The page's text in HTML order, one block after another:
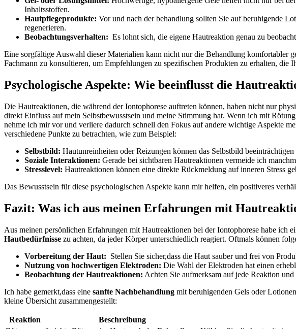
Inhaltsstoffen.
Hautpflegeprodukte: Vor und nach der behandlung sollten Sie auf beruhigende
regenerieren.
Beobachtungsverhalten:
Es​ lohnt sich, die eigene Hautreaktion genau‍ zu
Eine sorgfältige ​Auswahl dieser Materialien kann nicht nur​ die Behandlung komfortabler
Fachmann zu konsultieren, um Empfehlungen zu spezifischen Produkten zu erhalten, die
Psychologische Aspekte: Wie beeinflusst die
Die⁣ Hautreaktionen, die während der Iontophorese ⁤auftreten⁣ können, ‍haben nicht nur
direkt Einfluss auf mein Selbstbewusstsein und meine Stimmung hat. ‌Wenn ich mit
nehme ich mir vor und verliere dadurch schnell den Fokus⁤ auf andere⁣ wichtige Aspekte
verschiedene Punkte zu betrachten, wie‍ zum Beispiel:
Selbstbild: Hautunreinheiten oder Reizungen können⁢ das Selbstbild
Soziale Interaktionen: Gerade bei sichtbaren Hautreaktionen vermeide ich
Stresslevel: Hautreaktionen können eine direkte Rückmeldung auf inneren Stress
Das Bewusstsein ‍für diese psychologischen Aspekte kann‍ mir helfen, ein positiveres
Fazit: Was ​ich aus meinen Erfahrungen mit
Aus meinen persönlichen Erfahrungen mit Hautreaktionen bei der Iontophorese⁤ habe ich
Hautbedürfnisse zu achten, da jeder ⁤Körper unterschiedlich reagiert. Oftmals können
Vorbereitung der Haut:
Stellen Sie sicher,dass die Haut sauber und frei von
Nutzung von hochwertigen Elektroden: Die Wahl der Elektroden hat einen
Beobachtung der Hautreaktionen: Achten ‍Sie aufmerksam auf jede Reaktion
Ich habe gemerkt,dass eine sanfte Nachbehandlung mit beruhigenden‌ Gels oder
kleine‍ Übersicht zusammengestellt:
Reaktion Beschreibung